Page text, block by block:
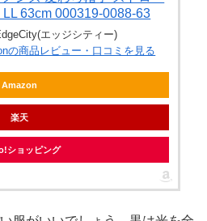
LL 63cm 000319-0088-63
エッジシティー)
の商品レビュー・口コミを見る
Amazon
楽天
ショッピング